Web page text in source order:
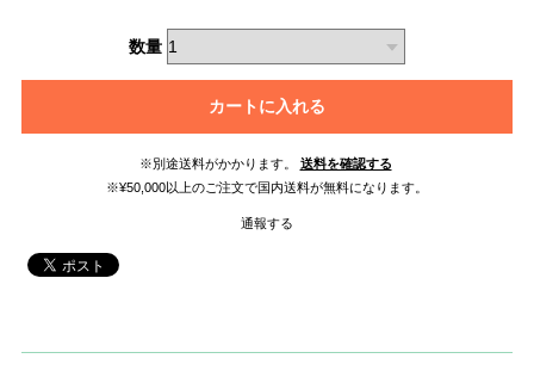
数量
カートに入れる
※別途送料がかかります。
送料を確認する
※¥50,000以上のご注文で国内送料が無料になります。
通報する